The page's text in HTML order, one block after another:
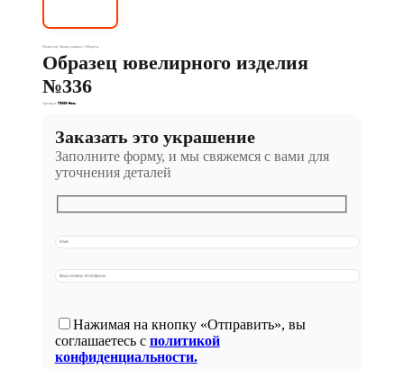
Подвески: Знаки зодиака / Обереги.
Образец ювелирного изделия
№336
Артикул: П0008-Весы
Заказать это украшение
Заполните форму, и мы свяжемся с вами для
уточнения деталей
Нажимая на кнопку «Отправить», вы
соглашаетесь с политикой
конфиденциальности.